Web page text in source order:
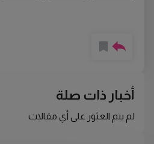
أخبار ذات صلة
لم يتم العثور على أي مقالات